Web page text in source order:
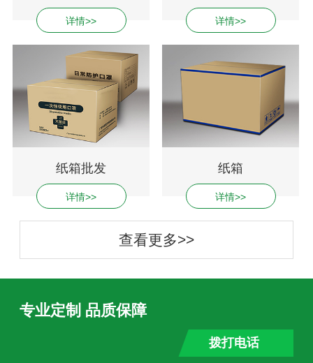
详情>> 详情>>
纸箱批发
详情>>
纸箱
详情>>
查看更多>>
专业定制 品质保障
拨打电话